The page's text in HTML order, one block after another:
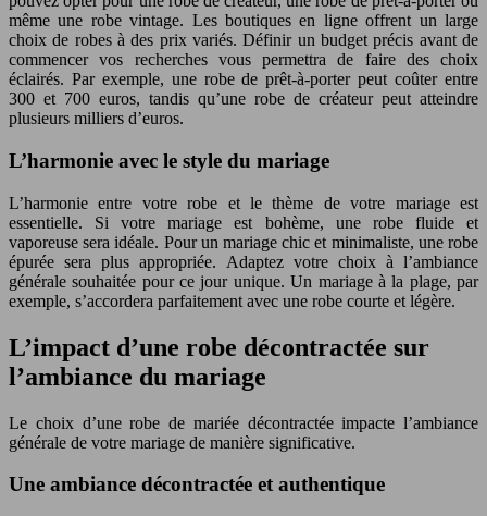
même une robe vintage. Les boutiques en ligne offrent un large
choix de robes à des prix variés. Définir un budget précis avant de
commencer vos recherches vous permettra de faire des choix
éclairés. Par exemple, une robe de prêt-à-porter peut coûter entre
300 et 700 euros, tandis qu’une robe de créateur peut atteindre
plusieurs milliers d’euros.
L’harmonie avec le style du mariage
L’harmonie entre votre robe et le thème de votre mariage est
essentielle. Si votre mariage est bohème, une robe fluide et
vaporeuse sera idéale. Pour un mariage chic et minimaliste, une robe
épurée sera plus appropriée. Adaptez votre choix à l’ambiance
générale souhaitée pour ce jour unique. Un mariage à la plage, par
exemple, s’accordera parfaitement avec une robe courte et légère.
L’impact d’une robe décontractée sur
l’ambiance du mariage
Le choix d’une robe de mariée décontractée impacte l’ambiance
générale de votre mariage de manière significative.
Une ambiance décontractée et authentique